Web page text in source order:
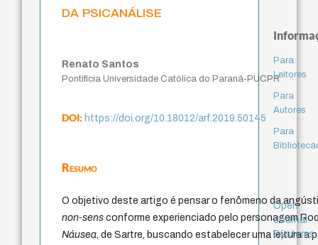
da psicanálise
Renato Santos
Pontifícia Universidade Católica do Paraná-PUCPR
DOI:https://doi.org/10.18012/arf.2019.50145
Resumo
O objetivo deste artigo é pensar o fenômeno da
non-sens conforme experienciado pelo personagem
Náusea , de Sartre, buscando estabelecer uma leitura a
Para
Leitores
Para
Autores
Para
Open
Journal
Systems